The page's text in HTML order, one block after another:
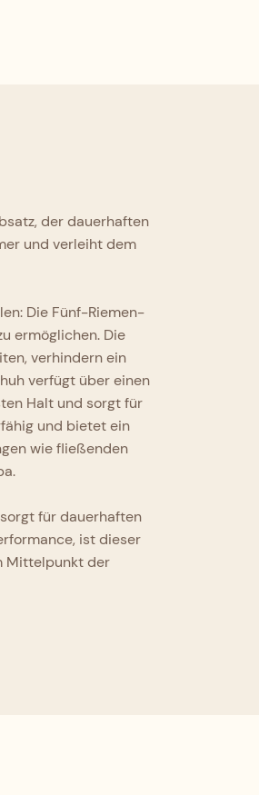
der dauerhaften
und verleiht dem
Die Fünf-Riemen-
ermöglichen. Die
verhindern ein
verfügt über einen
Halt und sorgt für
und bietet ein
wie fließenden
für dauerhaften
ist dieser
Mittelpunkt der